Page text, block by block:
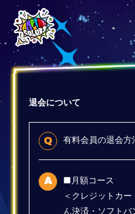
退会について
Q 有料会員の退会方
A
■月額コース
＜クレジットカ
ん決済・ソフト